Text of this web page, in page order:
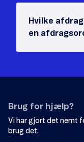
Hvilke
en
Brug for hjælp?
Vi har gjort det nemt
brug det.